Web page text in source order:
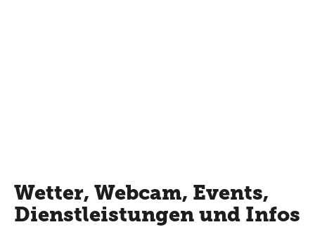
Wetter, Webcam, Events,
Dienstleistungen und Infos